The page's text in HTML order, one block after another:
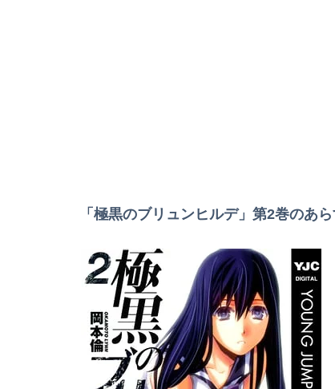
「極黒のブリュンヒルデ」第2巻のあ